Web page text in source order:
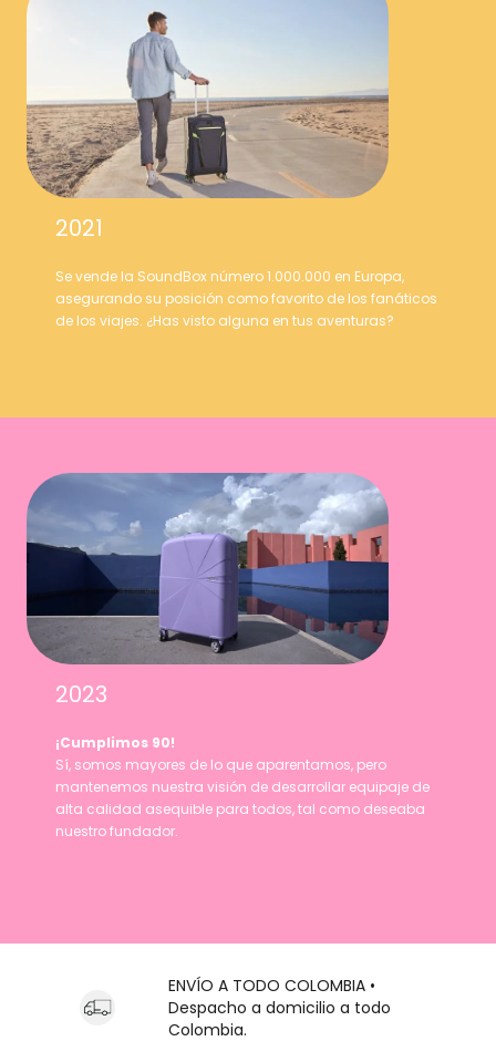
2021
Se vende la SoundBox número 1.000.000 en Europa,
asegurando su posición como favorito de los fanáticos
de los viajes. ¿Has visto alguna en tus aventuras?
2023
¡Cumplimos 90!
Sí, somos mayores de lo que aparentamos, pero
mantenemos nuestra visión de desarrollar equipaje de
alta calidad asequible para todos, tal como deseaba
nuestro fundador.
ENVÍO A TODO COLOMBIA •
Despacho a domicilio a todo
Colombia.